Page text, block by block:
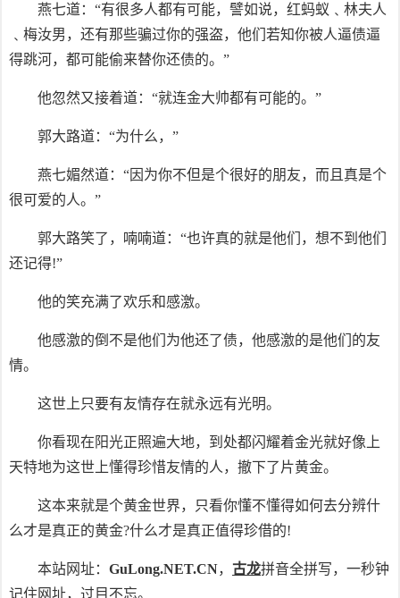
燕七道：“有很多人都有可能，譬如说，红蚂蚁﹑林夫人
﹑梅汝男，还有那些骗过你的强盗，他们若知你被人逼债逼
得跳河，都可能偷来替你还债的。”
他忽然又接着道：“就连金大帅都有可能的。”
郭大路道：“为什么，”
燕七媚然道：“因为你不但是个很好的朋友，而且真是个
很可爱的人。”
郭大路笑了，喃喃道：“也许真的就是他们，想不到他们
还记得!”
他的笑充满了欢乐和感激。
他感激的倒不是他们为他还了债，他感激的是他们的友
情。
这世上只要有友情存在就永远有光明。
你看现在阳光正照遍大地，到处都闪耀着金光就好像上
天特地为这世上懂得珍惜友情的人，撤下了片黄金。
这本来就是个黄金世界，只看你懂不懂得如何去分辨什
么才是真正的黄金?什么才是真正值得珍借的!
本站网址： GuLong.NET.CN， 古龙拼音全拼写，一秒钟
记住网址，过目不忘。